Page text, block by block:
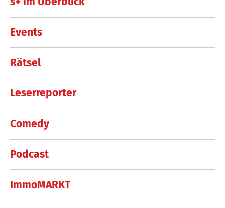
Events
Rätsel
Leserreporter
Comedy
Podcast
ImmoMARKT